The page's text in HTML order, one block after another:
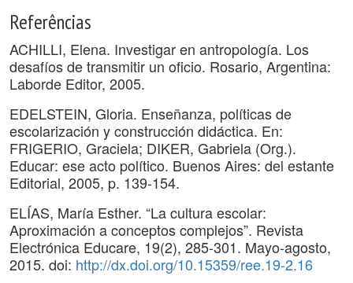
Referências
ACHILLI, Elena. Investigar en antropología. Los
desafíos de transmitir un oficio. Rosario, Argentina:
Laborde Editor, 2005.
EDELSTEIN, Gloria. Enseñanza, políticas de
escolarización y construcción didáctica. En:
FRIGERIO, Graciela; DIKER, Gabriela (Org.).
Educar: ese acto político. Buenos Aires: del estante
Editorial, 2005, p. 139-154.
ELÍAS, María Esther. “La cultura escolar:
Aproximación a conceptos complejos”. Revista
Electrónica Educare, 19(2), 285-301. Mayo-agosto,
2015. doi: http://dx.doi.org/10.15359/ree.19-2.16